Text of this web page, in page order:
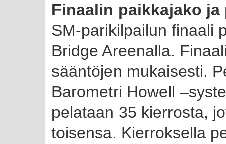
Finaalin paikkajako ja
SM-parikilpailun finaali
Bridge Areenalla.
sääntöjen mukaisesti.
Barometri Howell
pelataan 35 kierrosta,
toisensa. Kierroksella